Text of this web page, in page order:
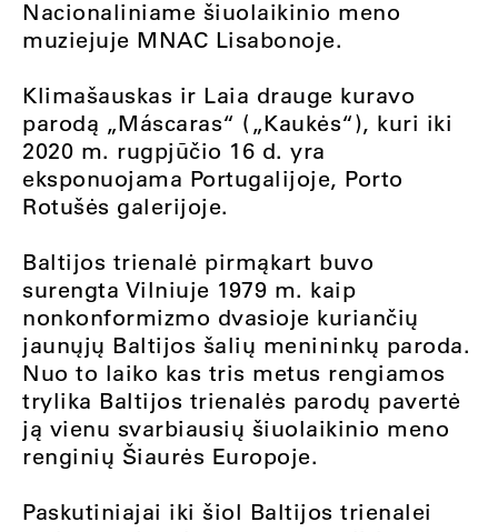
Nacionaliniame šiuolaikinio meno
muziejuje MNAC Lisabonoje.
Klimašauskas ir Laia drauge kuravo
parodą „Máscaras“ („Kaukės“), kuri iki
2020 m. rugpjūčio 16 d. yra
eksponuojama Portugalijoje, Porto
Rotušės galerijoje.
Baltijos trienalė pirmąkart buvo
surengta Vilniuje 1979 m. kaip
nonkonformizmo dvasioje kuriančių
jaunųjų Baltijos šalių menininkų paroda.
Nuo to laiko kas tris metus rengiamos
trylika Baltijos trienalės parodų pavertė
ją vienu svarbiausių šiuolaikinio meno
renginių Šiaurės Europoje.
Paskutiniajai iki šiol Baltijos trienalei